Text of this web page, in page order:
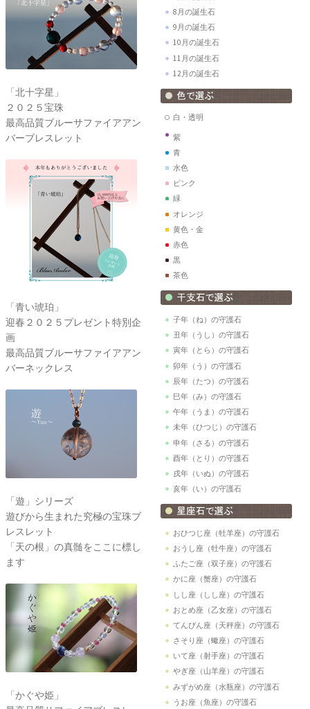
「北十字星」
２０２５宝珠
最高品質ブルーサファイアアン
バーブレスレット
「青い琥珀」
迎春２０２５プレゼント特別企
画
最高品質ブルーサファイアアン
バーネックレス
「遊」シリーズ
遊びから生まれた究極の宝珠ブ
レスレット
「天の根」の真髄をここに標し
ます
「かぐや姫」
8月の誕生石
9月の誕生石
10月の誕生石
11月の誕生石
12月の誕生石
白・透明
紫
青
水色
ピンク
緑
オレンジ
黄色・金
赤色
黒
茶色
子年（ね）の守護石
丑年（うし）の守護石
寅年（とら）の守護石
卯年（う）の守護石
辰年（たつ）の守護石
巳年（み）の守護石
午年（うま）の守護石
未年（ひつじ）の守護石
申年（さる）の守護石
酉年（とり）の守護石
戌年（いぬ）の守護石
亥年（い）の守護石
おひつじ座（牡羊座）の守護石
おうし座（牡牛座）の守護石
ふたご座（双子座）の守護石
かに座（蟹座）の守護石
しし座（しし座）の守護石
おとめ座（乙女座）の守護石
てんびん座（天秤座）の守護石
さそり座（蠍座）の守護石
いて座（射手座）の守護石
やぎ座（山羊座）の守護石
みずがめ座（水瓶座）の守護石
うお座（魚座）の守護石